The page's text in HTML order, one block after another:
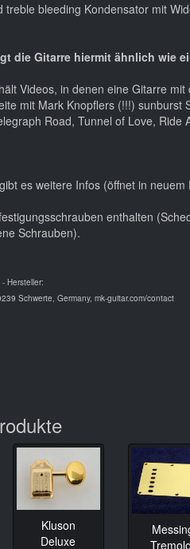
treble bleeding Kondensator mit
die Gitarre hiermit ähnlich wie
Videos, in denen eine Gitarre mit
mit Mark Knopflers (!!!) sunburst
Road, Tunnel of Love, Ride
gibt es weitere Infos (öffnet in neuem
enthalten
Schrauben).
Hersteller:
Schwerte, Germany, mk-guitar.com/contact
Kluson
Deluxe